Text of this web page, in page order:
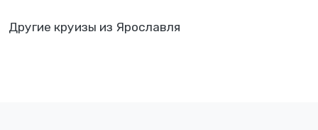
Другие круизы из Ярославля